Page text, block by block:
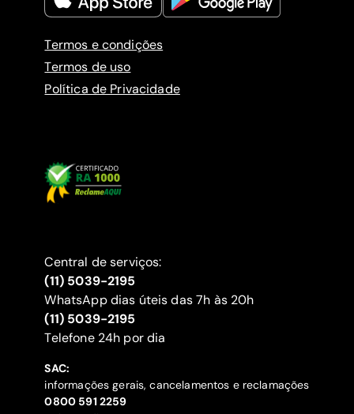
Termos e condições
Termos de uso
Política de Privacidade
Central de serviços:
(11) 5039-2195
WhatsApp dias úteis das 7h às 20h
(11) 5039-2195
‍Telefone 24h por dia
SAC:
informações gerais, cancelamentos e reclamações
‍0800 591 2259